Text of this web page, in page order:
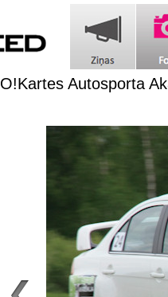
O!Kartes Autosporta